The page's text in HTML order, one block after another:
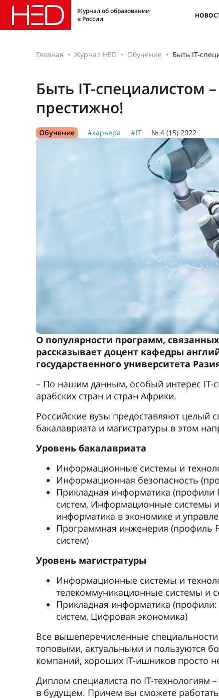
Журнал об образовании
в России
Главная Журнал HED Обучение Быть IT-
Быть IT-специалистом
престижно!
Обучение #карьера #IT № 4 (15) 2022
О популярности программ,
рассказывает доцент кафедры
государственного университета
– По нашим данным, особый интерес IT-
арабских стран и стран Африки.
Российские вузы предоставляют целый
бакалавриата и магистратуры в этом
Уровень бакалавриата
Информационные системы и
Информационная безопасность
Прикладная информатика
систем, Информационные системы
информатика в экономике и
Программная инженерия (профиль
систем)
Уровень магистратуры
Информационные системы и
телекоммуникационные системы и
Прикладная информатика
систем, Цифровая экономика)
Все вышеперечисленные
топовыми, актуальными и пользуются
компаний, хороших IT-ишников просто
Диплом специалиста по IT-технологиям
в будущем. Причем вы сможете